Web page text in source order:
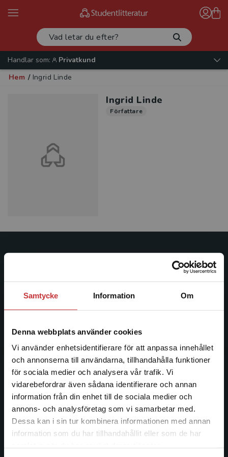
Samtycke Information Om
Denna webbplats använder cookies
Vi använder enhetsidentifierare för att anpassa innehållet
och annonserna till användarna, tillhandahålla funktioner
för sociala medier och analysera vår trafik. Vi
vidarebefordrar även sådana identifierare och annan
information från din enhet till de sociala medier och
annons- och analysföretag som vi samarbetar med.
Dessa kan i sin tur kombinera informationen med annan
information som du har tillhandahållit eller som de har
Begränsad fraktregion
Det verkar som att du besöker
studentlitteratur.se via en enhet utanför Sverige.
Handlar som:
Privatkund
Hem / Ingrid Linde
Ingrid Linde
Författare
Studentlitteratur grundades 1963 och är idag Sveriges
ledande utbildningsförlag. Med läromedel, kurslitteratur,
längs hela kunskapsresan.
Kontakta oss
Kontakta oss
046-31 20 00
Postadress:
Box 141
221 00 Lund